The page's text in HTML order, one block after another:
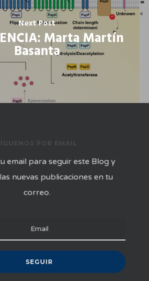
Next Post
Marta Martín
Basanta
POR EMAIL
email para seguir este Blog y
nuevas publicaciones en tu
correo.